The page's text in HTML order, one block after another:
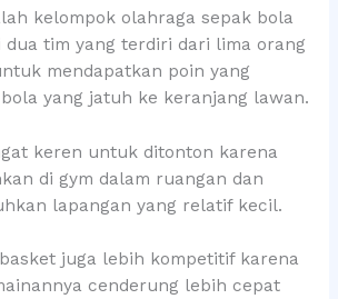
kelompok olahraga sepak bola
tim yang terdiri dari lima orang
mendapatkan poin yang
yang jatuh ke keranjang lawan.
keren untuk ditonton karena
di gym dalam ruangan dan
lapangan yang relatif kecil.
juga lebih kompetitif karena
cenderung lebih cepat